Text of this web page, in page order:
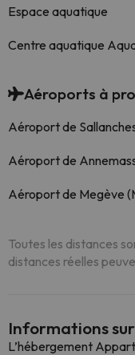
Espace aquatique
Centre aquatique
Aéroports à
Aéroport de
Aéroport de
Aéroport de Megève
Toutes les distances
distances réelles
Informations
L’hébergement